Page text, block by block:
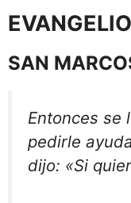
SAN
Entonces se
pedirle
dijo: «Si